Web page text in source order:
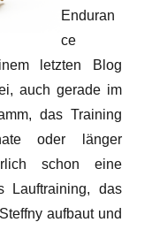
Enduran
ce
letzten Blog
auch gerade im
das Training
oder länger
schon eine
Lauftraining, das
aufbaut und